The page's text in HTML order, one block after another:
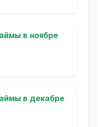
в ноябре
в декабре